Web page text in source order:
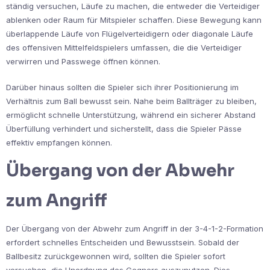
ständig versuchen, Läufe zu machen, die entweder die Verteidiger
ablenken oder Raum für Mitspieler schaffen. Diese Bewegung kann
überlappende Läufe von Flügelverteidigern oder diagonale Läufe
des offensiven Mittelfeldspielers umfassen, die die Verteidiger
verwirren und Passwege öffnen können.
Darüber hinaus sollten die Spieler sich ihrer Positionierung im
Verhältnis zum Ball bewusst sein. Nahe beim Ballträger zu bleiben,
ermöglicht schnelle Unterstützung, während ein sicherer Abstand
Überfüllung verhindert und sicherstellt, dass die Spieler Pässe
effektiv empfangen können.
Übergang von der Abwehr
zum Angriff
Der Übergang von der Abwehr zum Angriff in der 3-4-1-2-Formation
erfordert schnelles Entscheiden und Bewusstsein. Sobald der
Ballbesitz zurückgewonnen wird, sollten die Spieler sofort